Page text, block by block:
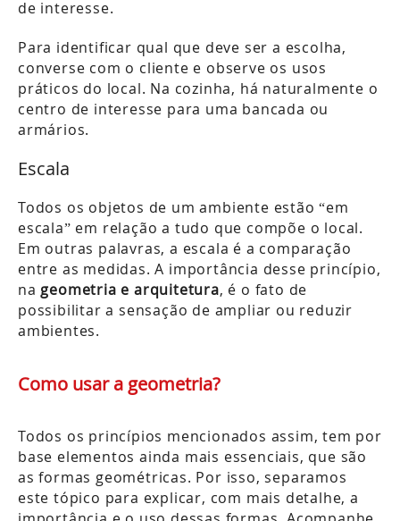
de interesse.
Para identificar qual que deve ser a escolha,
converse com o cliente e observe os usos
práticos do local. Na cozinha, há naturalmente o
centro de interesse para uma bancada ou
armários.
Escala
Todos os objetos de um ambiente estão “em
escala” em relação a tudo que compõe o local.
Em outras palavras, a escala é a comparação
entre as medidas. A importância desse princípio,
na geometria e arquitetura, é o fato de
possibilitar a sensação de ampliar ou reduzir
ambientes.
Como usar a geometria?
Todos os princípios mencionados assim, tem por
base elementos ainda mais essenciais, que são
as formas geométricas. Por isso, separamos
este tópico para explicar, com mais detalhe, a